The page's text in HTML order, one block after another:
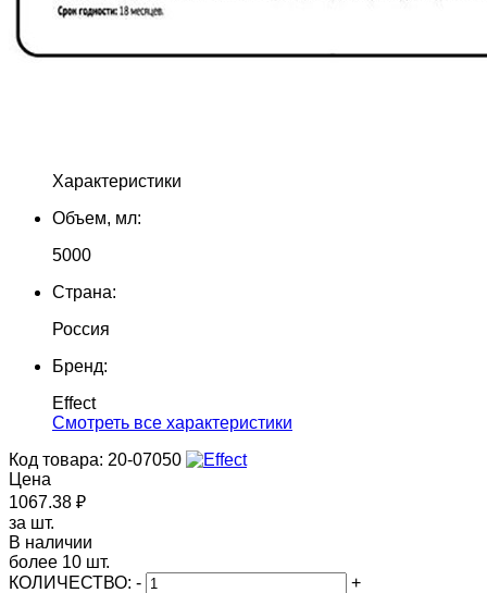
Характеристики
Объем, мл:
5000
Страна:
Россия
Бренд:
Effect
Cмотреть все характеристики
Код товара: 20-07050
Цена
1067.38 ₽
за шт.
В наличии
более 10 шт.
КОЛИЧЕСТВО: -
+